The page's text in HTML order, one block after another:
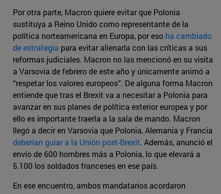
Por otra parte, Macron quiere evitar que Polonia
sustituya a Reino Unido como representante de la
política norteamericana en Europa, por eso ha cambiado
de estrategia para evitar alienarla con las críticas a sus
reformas judiciales. Macron no las mencionó en su visita
a Varsovia de febrero de este año y únicamente animó a
“respetar los valores europeos”. De alguna forma Macron
entiende que tras el Brexit va a necesitar a Polonia para
avanzar en sus planes de política exterior europea y por
ello es importante traerla a la sala de mando. Macron
llegó a decir en Varsovia que Polonia, Alemania y Francia
deberían guiar a la Unión post-Brexit. Además, anunció el
envío de 600 hombres más a Polonia, lo que elevará a
5.100 los soldados franceses en ese país.
En ese encuentro, ambos mandatarios acordaron